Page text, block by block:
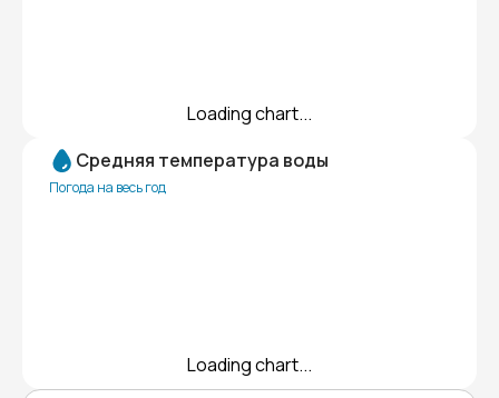
Loading chart...
Средняя температура воды
Погода на весь год
Loading chart...